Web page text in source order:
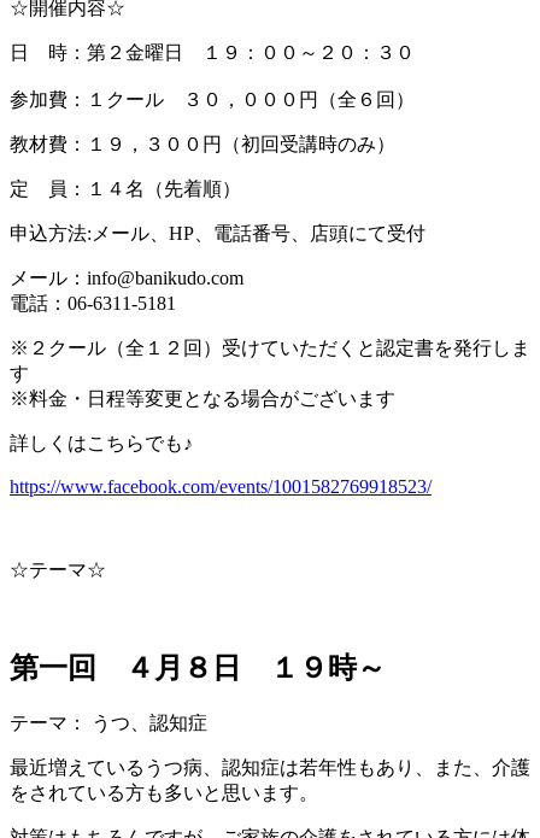
☆開催内容☆
日 時：第２金曜日 １９：００～２０：３０
参加費：１クール ３０，０００円（全６回）
教材費：１９，３００円（初回受講時のみ）
定 員：１４名（先着順）
申込方法:メール、HP、電話番号、店頭にて受付
メール：info@banikudo.com
電話：06-6311-5181
※２クール（全１２回）受けていただくと認定書を発行し ま
す
※料金・日程等変更となる場合がございます
詳しくはこちらでも♪
https://www.facebook.com/events/1001582769918523/
☆テーマ☆
第一回 ４月８日 １９時～
テーマ： うつ、認知症
最近増えているうつ病、認知症は若年性もあり、また、介護
をされている方も多いと思います。